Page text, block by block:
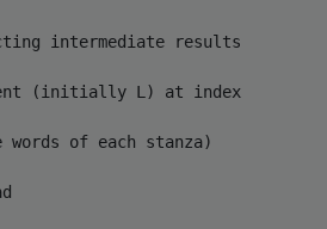
intermediate results
(initially L) at index
words of each stanza)